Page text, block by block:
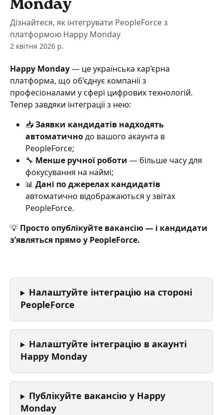
Monday
Дізнайтеся, як інтегрувати PeopleForce з
платформою Happy Monday
2 квітня 2026 р.
Happy Monday — це українська кар’єрна
платформа, що об’єднує компанії з
професіоналами у сфері цифрових технологій.
Тепер завдяки інтеграції з нею:
📥 Заявки кандидатів надходять
автоматично до вашого акаунта в
PeopleForce;
🔧 Менше ручної роботи — більше часу для
фокусування на наймі;
📊 Дані по джерелах кандидатів
автоматично відображаються у звітах
PeopleForce.
💡 Просто опублікуйте вакансію — і кандидати
з’являться прямо у PeopleForce.
Налаштуйте інтеграцію на стороні
PeopleForce
Налаштуйте інтеграцію в акаунті
Happy Monday
Публікуйте вакансію у Happy
Monday